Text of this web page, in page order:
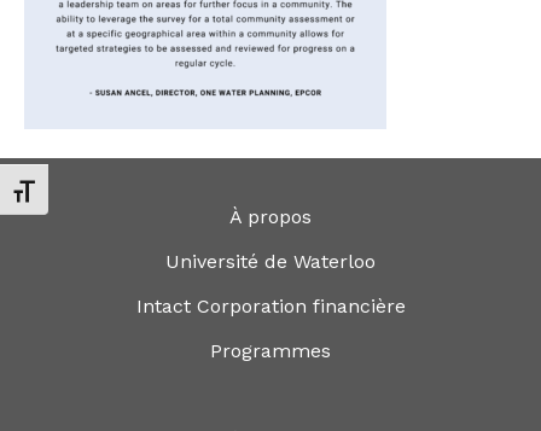
Changer la taille de la police
À propos
Université de Waterloo
Intact Corporation financière
Programmes